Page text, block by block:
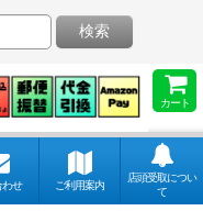
カート
検索
わせ ご利用案内
店頭受取につい
て